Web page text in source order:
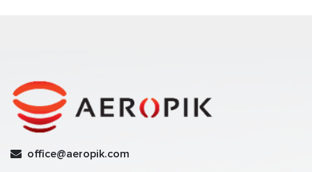
office@aeropik.com